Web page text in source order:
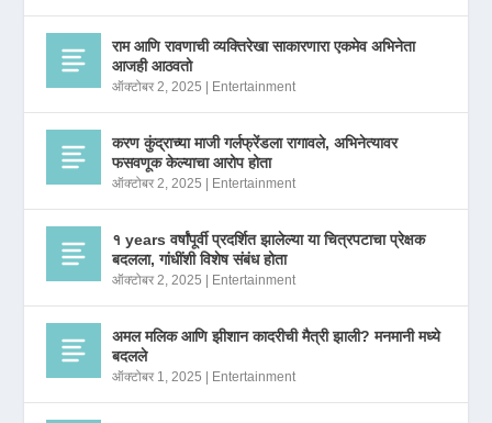
राम आणि रावणाची व्यक्तिरेखा साकारणारा एकमेव अभिनेता
आजही आठवतो
ऑक्टोबर 2, 2025 Entertainment
करण कुंद्राच्या माजी गर्लफ्रेंडला रागावले, अभिनेत्यावर
फसवणूक केल्याचा आरोप होता
ऑक्टोबर 2, 2025 Entertainment
१ years वर्षांपूर्वी प्रदर्शित झालेल्या या चित्रपटाचा प्रेक्षक
बदलला, गांधींशी विशेष संबंध होता
ऑक्टोबर 2, 2025 Entertainment
अमल मलिक आणि झीशान कादरीची मैत्री झाली? मनमानी मध्ये
बदलले
ऑक्टोबर 1, 2025 Entertainment